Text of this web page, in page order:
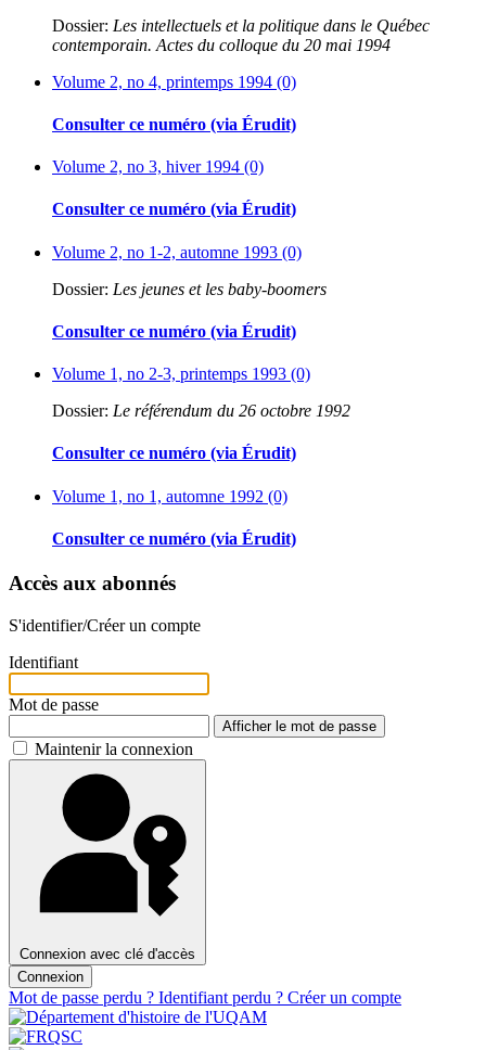
Dossier: Les intellectuels et la politique dans le Québec
contemporain. Actes du colloque du 20 mai 1994
Volume 2, no 4, printemps 1994 (0)
Consulter ce numéro (via Érudit)
Volume 2, no 3, hiver 1994 (0)
Consulter ce numéro (via Érudit)
Volume 2, no 1-2, automne 1993 (0)
Dossier: Les jeunes et les baby-boomers
Consulter ce numéro (via Érudit)
Volume 1, no 2-3, printemps 1993 (0)
Dossier: Le référendum du 26 octobre 1992
Consulter ce numéro (via Érudit)
Volume 1, no 1, automne 1992 (0)
Consulter ce numéro (via Érudit)
Accès aux abonnés
S'identifier/Créer un compte
Identifiant
Mot de passe
Afficher le mot de passe
Maintenir la connexion
Connexion avec clé d'accès
Connexion
Mot de passe perdu ? Identifiant perdu ? Créer un compte